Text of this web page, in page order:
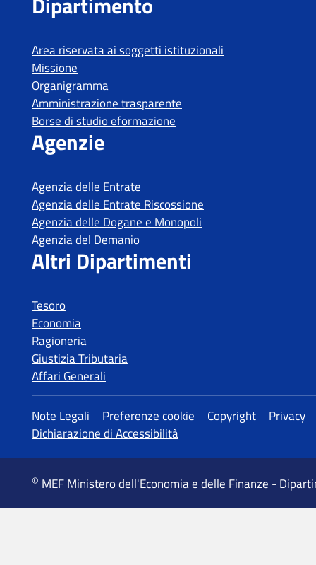
Tesoro
Economia
Ragioneria
Giustizia Tributaria
Affari Generali
MEF Ministero dell'Economia e delle Finanze -